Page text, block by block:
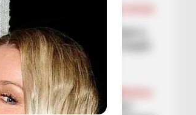
BOTA
zgjohet në minutat e
Milani i shpëton turpit
kundër Kremonezes
March 1, 2026 Sport Ekspres
BALLINA STATIKE
i marsit kuqezi/